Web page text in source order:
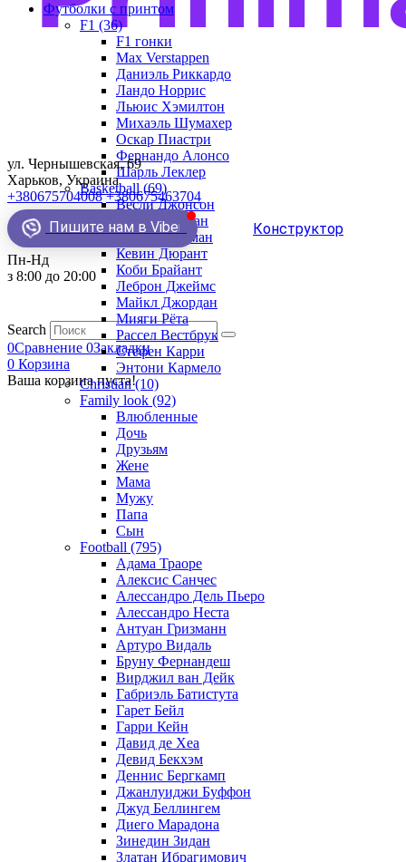
ул. Чернышевская, 69
Харьков, Украина
+380675704008 +380675463704
Пишите нам в Viber Конструктор
Пн-Нд
з 8:00 до 20:00
Search
0Сравнение 0Закладки
0 Корзина
Ваша корзина пуста!
Футболки с принтом
F1 (36)
F1 гонки
Max Verstappen
Даниэль Риккардо
Ландо Норрис
Льюис Хэмилтон
Михаэль Шумахер
Оскар Пиастри
Фернандо Алонсо
Шарль Леклер
Basketball (69)
Весли Джонсон
Демар Деразан
Деннис Родман
Кевин Дюрант
Коби Брайант
Леброн Джеймс
Майкл Джордан
Мияги Рёта
Рассел Вестбрук
Стефен Карри
Энтони Кармело
Christian (10)
Family look (92)
Влюбленные
Дочь
Друзьям
Жене
Мама
Мужу
Папа
Сын
Football (795)
Адама Траоре
Алексис Санчес
Алессандро Дель Пьеро
Алессандро Неста
Антуан Гризманн
Артуро Видаль
Бруну Фернандеш
Вирджил ван Дейк
Габриэль Батистута
Гарет Бейл
Гарри Кейн
Давид де Хеа
Девид Бекхэм
Деннис Бергкамп
Джанлуиджи Буффон
Джуд Беллингем
Диего Марадона
Зинедин Зидан
Златан Ибрагимович